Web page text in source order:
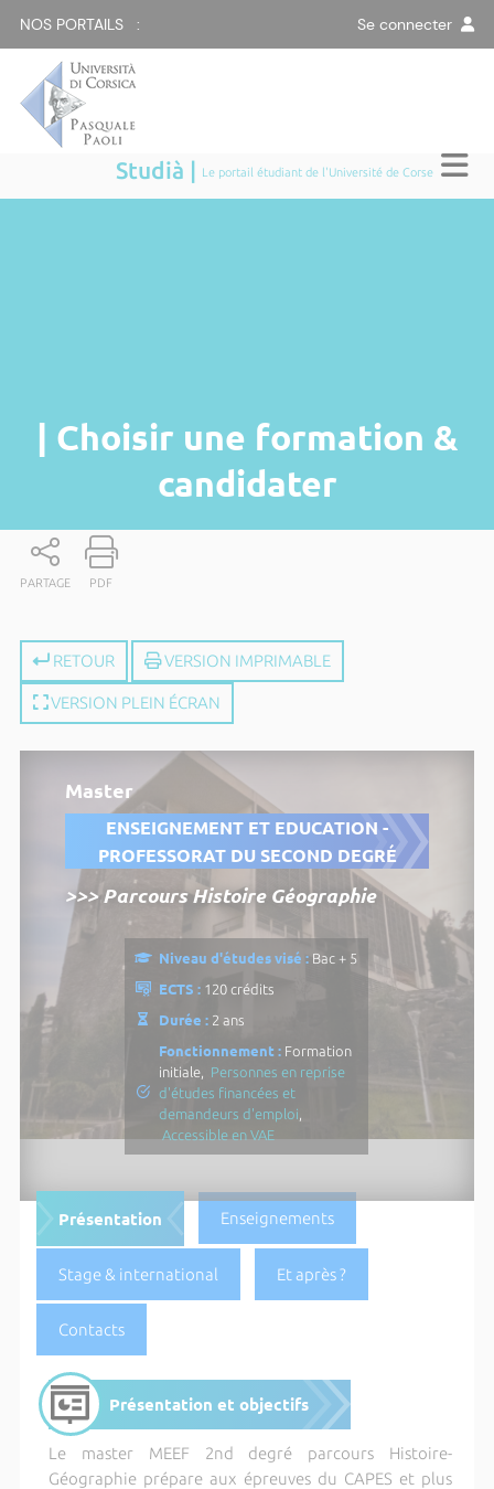
NOS PORTAILS : Se connecter
Studià | Le portail étudiant de l'Université de Corse
| Choisir une formation &
candidater
PARTAGE PDF
RETOUR VERSION IMPRIMABLE
VERSION PLEIN ÉCRAN
Master
ENSEIGNEMENT ET EDUCATION -
PROFESSORAT DU SECOND DEGRÉ
>>> Parcours Histoire Géographie
Niveau d'études visé : Bac + 5
ECTS : 120 crédits
Durée : 2 ans
Fonctionnement : Formation
initiale, Personnes en reprise
d'études financées et
demandeurs d'emploi
Accessible en VAE
Présentation Enseignements
Stage & international Et après ?
Contacts
Présentation et objectifs
Le master MEEF 2nd degré parcours Histoire-
Géographie prépare aux épreuves du CAPES et plus